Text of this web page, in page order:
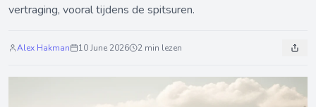
vertraging, vooral tijdens de spitsuren.
Alex Hakman 10 June 2026 2 min lezen